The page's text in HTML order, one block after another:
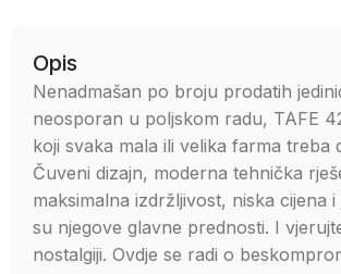
Opis
Nenadmašan po broju prodatih
neosporan u poljskom radu, TAFE
koji svaka mala ili velika farma treba
Čuveni dizajn, moderna tehnička
maksimalna izdržljivost, niska cijena
su njegove glavne prednosti. I
nostalgiji. Ovdje se radi o